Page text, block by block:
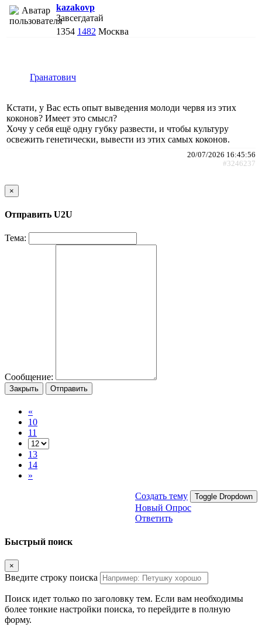
kazakovp
Завсегдатай
1354 1482 Москва
Гранатович
Кстати, у Вас есть опыт выведения молоди червя из этих
коконов? Имеет это смысл?
Хочу у себя ещё одну губку развести, и чтобы культуру
освежить генетически, вывести из этих самых коконов.
20/07/2026 16:45:56
#3246237
×
Отправить U2U
Тема:
Сообщение:
Закрыть Отправить
«
10
11
13
14
»
Создать тему Toggle Dropdown
Новый Опрос
Ответить
Быстрый поиск
×
Введите строку поиска
Поиск идет только по заголовку тем. Если вам необходимы
более тонкие настройки поиска, то перейдите в полную
форму.